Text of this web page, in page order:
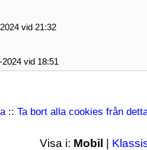
vid 21:32
vid 18:51
:: Ta bort alla cookies från
Visa i: Mobil |